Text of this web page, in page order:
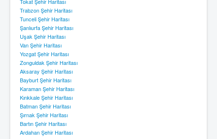
Trabzon Şehir Haritası
Tunceli Şehir Haritası
Şanlıurfa Şehir Haritası
Uşak Şehir Haritası
Van Şehir Haritası
Yozgat Şehir Haritası
Zonguldak Şehir Haritası
Aksaray Şehir Haritası
Bayburt Şehir Haritası
Karaman Şehir Haritası
Kırıkkale Şehir Haritası
Batman Şehir Haritası
Şırnak Şehir Haritası
Bartın Şehir Haritası
Ardahan Şehir Haritası